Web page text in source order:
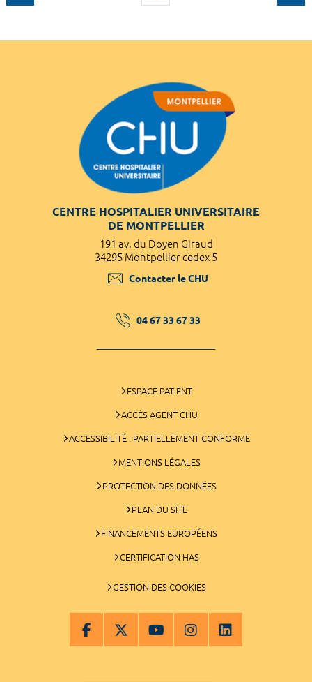
CENTRE HOSPITALIER UNIVERSITAIRE
DE MONTPELLIER
191 av. du Doyen Giraud
34295 Montpellier cedex 5
Contacter le CHU
04 67 33 67 33
ESPACE PATIENT
ACCÈS AGENT CHU
ACCESSIBILITÉ : PARTIELLEMENT CONFORME
MENTIONS LÉGALES
PROTECTION DES DONNÉES
PLAN DU SITE
FINANCEMENTS EUROPÉENS
CERTIFICATION HAS
GESTION DES COOKIES